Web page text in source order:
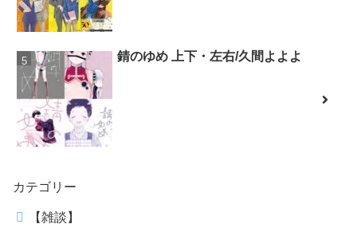
錆のゆめ 上下・左右/久間よよよ
カテゴリー
【雑談】